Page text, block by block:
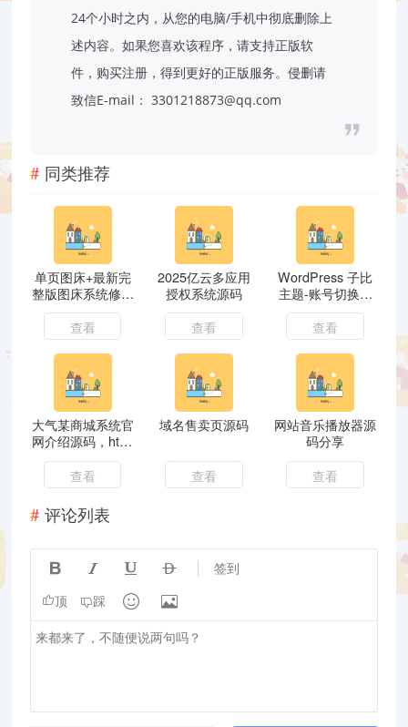
24个小时之内，从您的电脑/手机中彻底删除上
述内容。如果您喜欢该程序，请支持正版软
件，购买注册，得到更好的正版服务。侵删请
致信E-mail： 3301218873@qq.com
同类推荐
单页图床+最新完
整版图床系统修复
版
查看
2025亿云多应用
授权系统源码
查看
WordPress 子比
主题-账号切换插
件
查看
大气某商城系统官
网介绍源码，html
源码记事本修改上
传服务器即可
查看
域名售卖页源码
查看
网站音乐播放器源
码分享
查看
评论列表
    签到
顶 踩  